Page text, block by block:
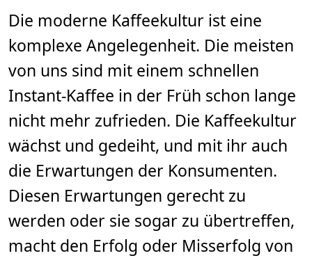
z
e
,
m
n
.
Die moderne Kaffeekultur ist eine
komplexe Angelegenheit. Die meisten
von uns sind mit einem schnellen
Instant-Kaffee in der Früh schon lange
nicht mehr zufrieden. Die Kaffeekultur
wächst und gedeiht, und mit ihr auch
die Erwartungen der Konsumenten.
Diesen Erwartungen gerecht zu
werden oder sie sogar zu übertreffen,
macht den Erfolg oder Misserfolg von